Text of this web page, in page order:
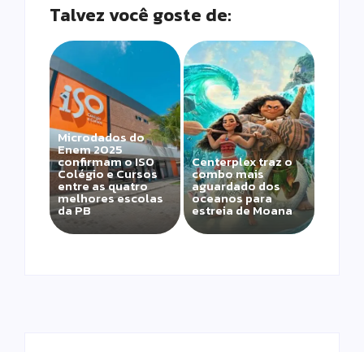
Talvez você goste de:
Microdados do
Enem 2025
confirmam o ISO
Colégio e Cursos
entre as quatro
melhores escolas
da PB
Centerplex traz o
combo mais
aguardado dos
oceanos para
estreia de Moana